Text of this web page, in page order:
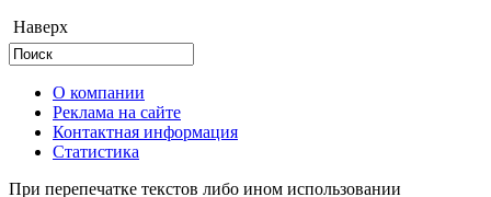
Наверх
О компании
Реклама на сайте
Контактная информация
Статистика
При перепечатке текстов либо ином использовании